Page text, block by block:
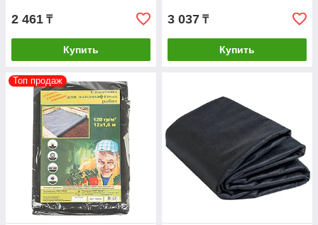
2 461 ₸
Купить
3 037 ₸
Купить
Топ продаж